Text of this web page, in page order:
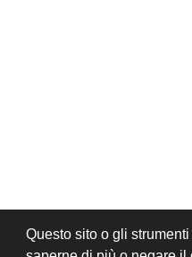
Questo sito o gli